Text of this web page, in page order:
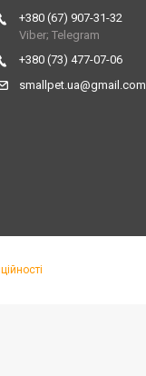
+380 (67) 907-31-32
Viber; Telegram
+380 (73) 477-07-06
smallpet.ua@gmail.com